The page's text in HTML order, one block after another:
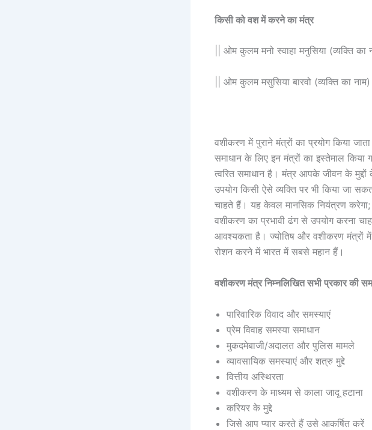
किसी को वश में करने का मंत्र
|| ओम कुलम मनो स्वाहा मनुसिया (व्यक्ति का
|| ओम कुलम मसुसिया बारवो (व्यक्ति का नाम)
वशीकरण में पुराने मंत्रों का प्रयोग किया
समाधान के लिए इन मंत्रों का इस्तेमाल
त्वरित समाधान है। मंत्र आपके जीवन के
उपयोग किसी ऐसे व्यक्ति पर भी किया जा
चाहते हैं। यह केवल मानसिक नियंत्रण
वशीकरण का प्रभावी ढंग से उपयोग करना
आवश्यकता है। ज्योतिष और वशीकरण मंत्रों में
रोशन करने में भारत में सबसे महान हैं।
वशीकरण मंत्र निम्नलिखित सभी प्रकार की
पारिवारिक विवाद और समस्याएं
प्रेम विवाह समस्या समाधान
मुकदमेबाजी/अदालत और पुलिस मामले
व्यावसायिक समस्याएं और शत्रु मुद्दे
वित्तीय अस्थिरता
वशीकरण के माध्यम से काला जादू हटाना
करियर के मुद्दे
जिसे आप प्यार करते हैं उसे आकर्षित करें